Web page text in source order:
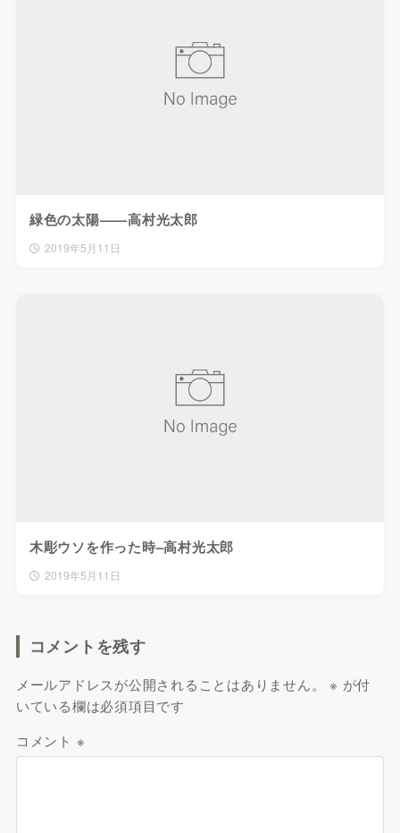
緑色の太陽——高村光太郎
2019年5月11日
木彫ウソを作った時–高村光太郎
2019年5月11日
コメントを残す
メールアドレスが公開されることはありません。 ※ が付
いている欄は必須項目です
コメント ※